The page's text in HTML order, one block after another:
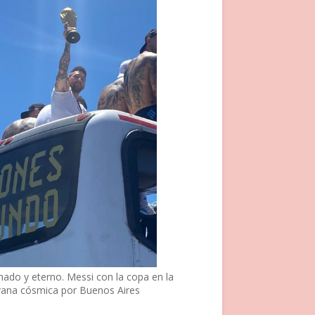
y eterno. Messi con la copa en la
cósmica por Buenos Aires